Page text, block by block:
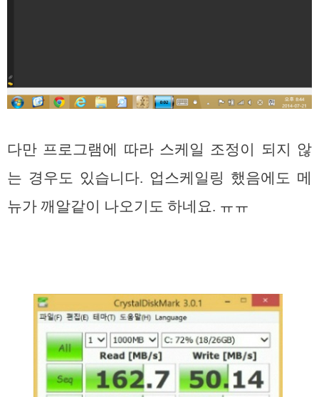
다만 프로그램에 따라 스케일 조정이 되지 않
는 경우도 있습니다. 업스케일링 했음에도 메
뉴가 깨알같이 나오기도 하네요. ㅠㅠ